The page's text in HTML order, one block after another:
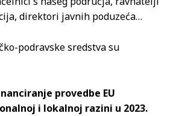
direktori javnih poduzeća…
podravske sredstva su
provedbe EU
i lokalnoj razini u 2023.